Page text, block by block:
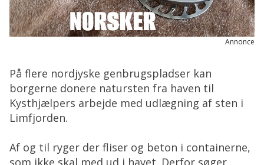
Annonce
På flere nordjyske genbrugspladser kan
borgerne donere natursten fra haven til
Kysthjælpers arbejde med udlægning af sten i
Limfjorden.
Af og til ryger der fliser og beton i containerne,